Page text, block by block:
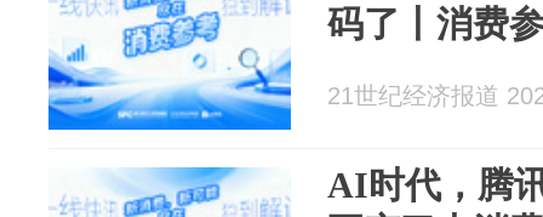
码了丨消费
21世纪经济报道
AI时代，腾